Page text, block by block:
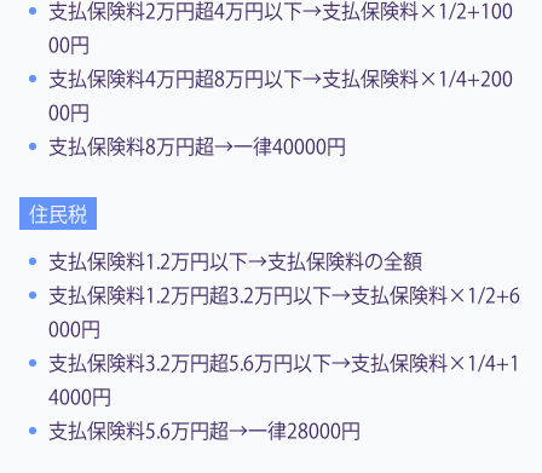
支払保険料2万円超4万円以下→支払保険料×1/2+100
00円
支払保険料4万円超8万円以下→支払保険料×1/4+200
00円
支払保険料8万円超→一律40000円
住民税
支払保険料1.2万円以下→支払保険料の全額
支払保険料1.2万円超3.2万円以下→支払保険料×1/2+6
000円
支払保険料3.2万円超5.6万円以下→支払保険料×1/4+1
4000円
支払保険料5.6万円超→一律28000円